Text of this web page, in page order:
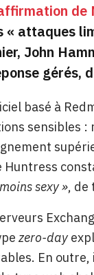
de
attaques
John
gérés,
basé à
sensibles
sexy », de
zero-day
En